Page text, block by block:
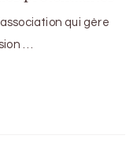
qui gère
…